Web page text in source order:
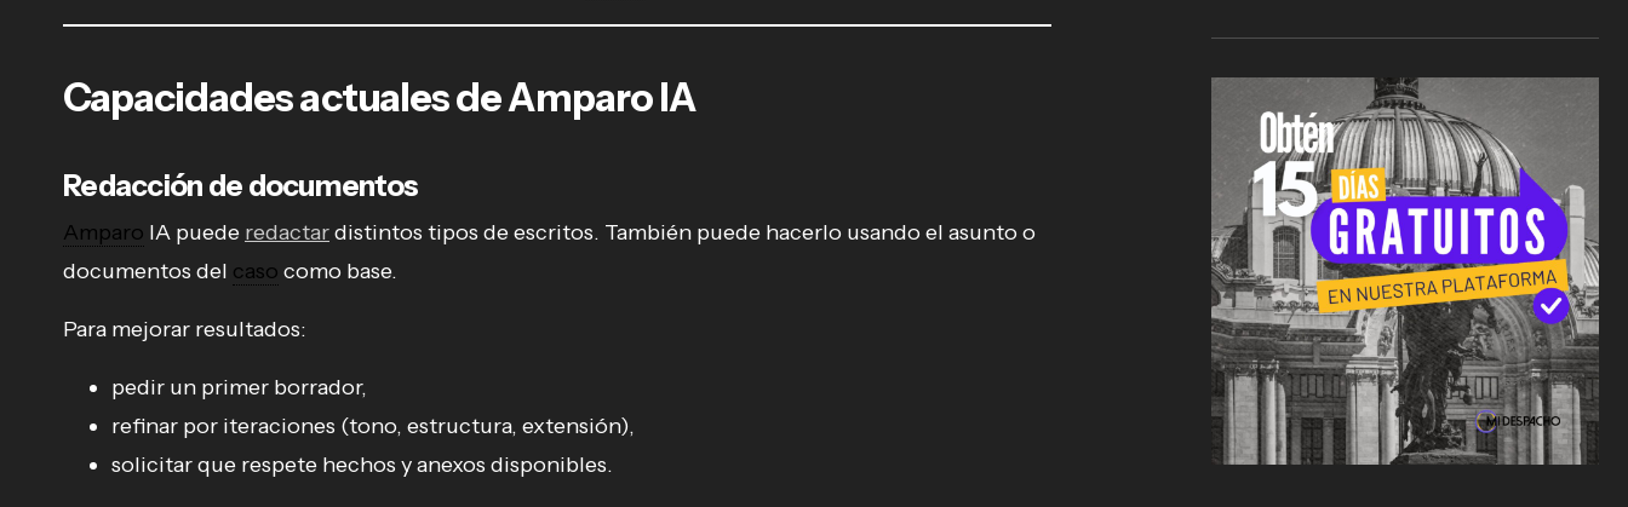
Capacidades actuales de Amparo IA
Redacción de documentos
Amparo IA puede redactardistintos tipos de escritos. También puede hacerlo usando el asunto o
documentos del caso como base.
Para mejorar resultados:
pedir un primer borrador,
refinar por iteraciones (tono, estructura, extensión),
solicitar que respete hechos y anexos disponibles.